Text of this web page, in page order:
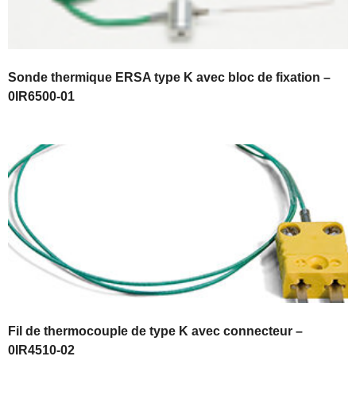
Sonde thermique ERSA type K avec bloc de fixation –
0IR6500-01
Fil de thermocouple de type K avec connecteur –
0IR4510-02